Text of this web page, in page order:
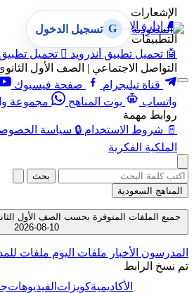
الإشعارات
🔔 إدارة الإشعارات
التطبيقات
🤖 تحميل تطبيق أندرويد  تحميل
التواصل الاجتماعي | الصف الأول
قناة تيليجرام
صفحة فيسبوك
واتساب
بوت المناهج
مجموعة
روابط مهمة
📄 شروط الاستخدام 🔒 سياسة
الملكية الفكرية
G تسجيل الدخول
بحث
المناهج السعودية
جميع الملفات المتوفرة بحسب الصف الأول
10-08-2026
المدرسون الأخبار ملفات اليوم ملفات
تم نسخ الرابط
الأكاديميةكويزاتالفيديوهات